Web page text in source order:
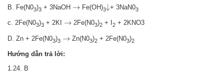
B. Fe(N03)3 + 3NaOH →
→ Fe(OH)3↓
↓ + 3NaN03
c. 2Fe(N03)3 + 2KI →
→ 2Fe(N03)2 + I 2 + 2KNO3
D. Zn + 2Fe(N03)3 →
→ Zn(N03)2 + 2Fe(N03)2
Hướng dẫn trả lời:
1.24. B